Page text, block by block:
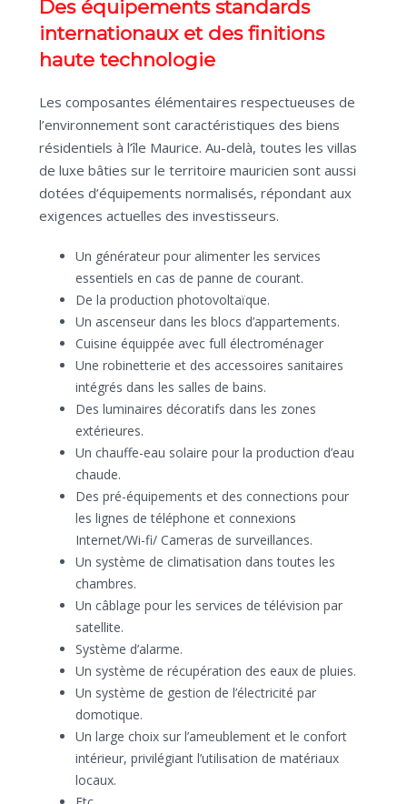
Des équipements standards
internationaux et des finitions
haute technologie
Les composantes élémentaires respectueuses de
l’environnement sont caractéristiques des biens
résidentiels à l’île Maurice. Au-delà, toutes les villas
de luxe bâties sur le territoire mauricien sont aussi
dotées d’équipements normalisés, répondant aux
exigences actuelles des investisseurs.
Un générateur pour alimenter les services
essentiels en cas de panne de courant.
De la production photovoltaïque.
Un ascenseur dans les blocs d’appartements.
Cuisine équippée avec full électroménager
Une robinetterie et des accessoires sanitaires
intégrés dans les salles de bains.
Des luminaires décoratifs dans les zones
extérieures.
Un chauffe-eau solaire pour la production d’eau
chaude.
Des pré-équipements et des connections pour
les lignes de téléphone et connexions
Internet/Wi-fi/ Cameras de surveillances.
Un système de climatisation dans toutes les
chambres.
Un câblage pour les services de télévision par
satellite.
Système d’alarme.
Un système de récupération des eaux de pluies.
Un système de gestion de l’électricité par
domotique.
Un large choix sur l’ameublement et le confort
intérieur, privilégiant l’utilisation de matériaux
locaux.